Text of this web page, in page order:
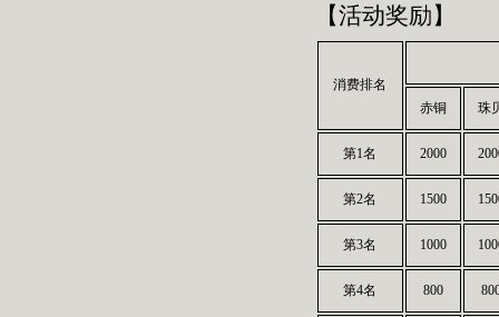
【活动奖励】
消费排名
赤铜
珠
第1名 2000
第2名 1500
第3名 1000
第4名 800